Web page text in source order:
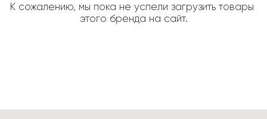
К сожалению, мы пока не успели загрузить товары
этого бренда на сайт.